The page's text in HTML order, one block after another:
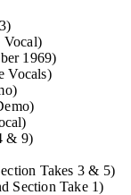
Vocal)
1969)
Vocals)
& 9)
Takes 3 & 5)
Section Take 1)